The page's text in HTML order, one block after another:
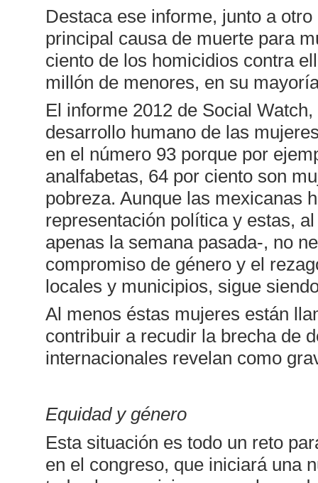
Destaca ese informe, junto a
principal causa de muerte para
ciento de los homicidios contra
millón de menores, en su
El informe 2012 de Social
desarrollo humano de las
en el número 93 porque por
analfabetas, 64 por ciento son
pobreza. Aunque las mexicanas
representación política y estas,
apenas la semana pasada-, no
compromiso de género y el
locales y municipios, sigue
Al menos éstas mujeres están
contribuir a recudir la brecha de
internacionales revelan como
Equidad y género
Esta situación es todo un reto
en el congreso, que iniciará una